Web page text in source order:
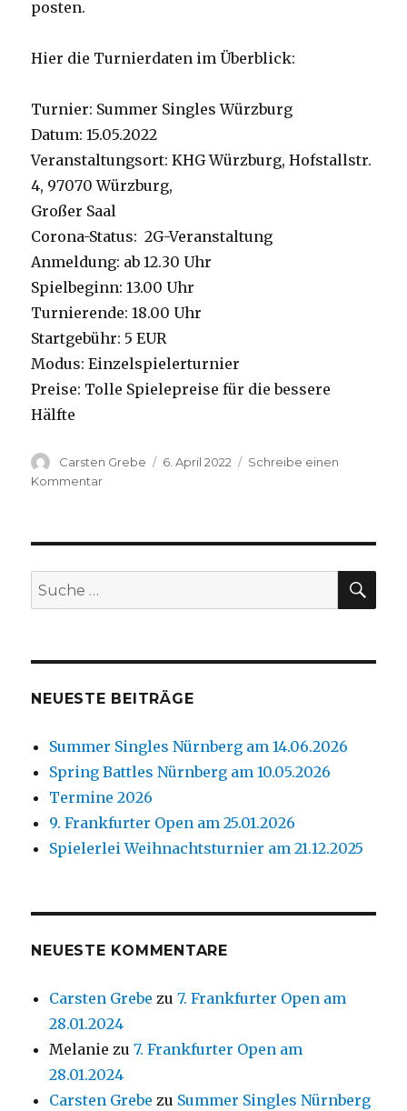
posten.
Hier die Turnierdaten im Überblick:
Turnier: Summer Singles Würzburg
Datum: 15.05.2022
Veranstaltungsort: KHG Würzburg, Hofstallstr.
4, 97070 Würzburg,
Großer Saal
Corona-Status: 2G-Veranstaltung
Anmeldung: ab 12.30 Uhr
Spielbeginn: 13.00 Uhr
Turnierende: 18.00 Uhr
Startgebühr: 5 EUR
Modus: Einzelspielerturnier
Preise: Tolle Spielepreise für die bessere
Hälfte
Autor
Carsten Grebe
Veröffentlicht
6. April 2022
Schreibe einen
Kommentar
15.
Suche
nach:
NEUESTE BEITRÄGE
Summer Singles Nürnberg am 14.06.2026
Spring Battles Nürnberg am 10.05.2026
Termine 2026
9. Frankfurter Open am 25.01.2026
Spielerlei Weihnachtsturnier am 21.12.2025
NEUESTE KOMMENTARE
Carsten Grebe zu7. Frankfurter Open am
28.01.2024
Melanie zu7. Frankfurter Open am
28.01.2024
Carsten Grebe zu Summer Singles Nürnberg